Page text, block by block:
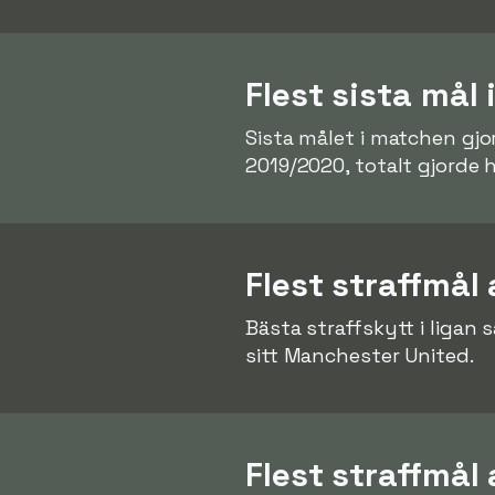
Flest sista mål
Sista målet i matchen
2019/2020, totalt gjorde
Flest straffmål
Bästa straffskytt i ligan
sitt Manchester United.
Flest straffmål